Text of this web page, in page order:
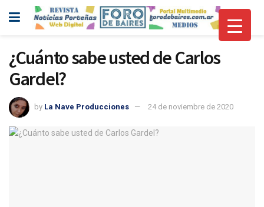
¿Cuánto sabe usted de Carlos
Gardel?
by La Nave Producciones 24 de noviembre de 2020